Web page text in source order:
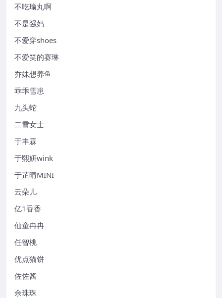
不吃瑜丸啊
不是强妈
不爱穿shoes
不爱笑的赛琳
乔妹想养鱼
乖乖雪崽
九头蛇
二雪女士
于丰霖
于熙妍wink
于芷晴MINI
云朵儿
亿1香香
仙童冉冉
任智桃
优点猫饼
佐佐酱
余珠珠